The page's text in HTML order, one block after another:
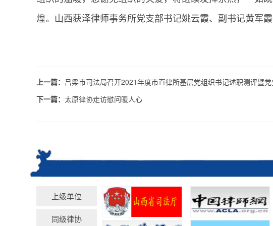
煌。山西获泽律师事务所党支部书记姚云霞、副书记黄军
上一篇： 吕梁市司法局召开2021年度市直律所基层党组织书记述职测评暨
下一篇： 太原律协走访慰问暖人心
上级单位
同级律协